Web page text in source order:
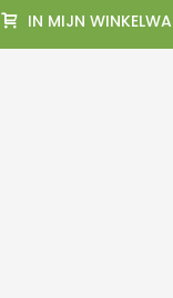
IN MIJN